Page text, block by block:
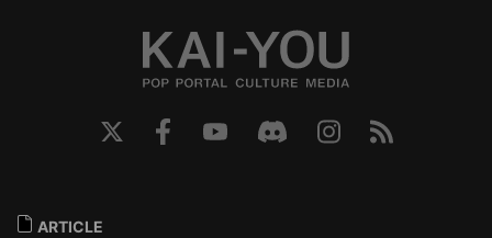
ARTICLE